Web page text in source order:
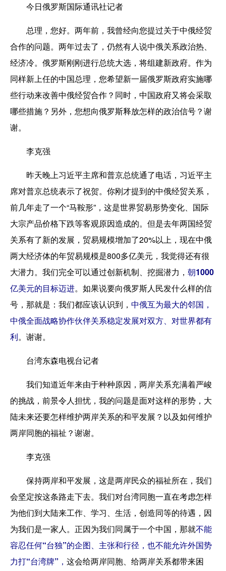
今日俄罗斯国际通讯社记者
总理，您好。两年前，我曾经向您提过关于中俄经贸
合作的问题。两年过去了，仍然有人说中俄关系政治热、
经济冷。俄罗斯刚刚进行总统大选，将组建新政府。作为
同样新上任的中国总理，您希望新一届俄罗斯政府实施哪
些行动来改善中俄经贸合作？同时，中国政府又将会采取
哪些措施？另外，您想向俄罗斯释放怎样的政治信号？谢
谢。
李克强
昨天晚上习近平主席和普京总统通了电话，习近平主
席对普京总统表示了祝贺。你刚才提到的中俄经贸关系，
前几年走了一个“马鞍形”，这是世界贸易形势变化、国际
大宗产品价格下跌等客观原因造成的。但是去年两国经贸
关系有了新的发展，贸易规模增加了20%以上，现在中俄
两大经济体的年贸易规模是800多亿美元，我觉得还有很
大潜力。我们完全可以通过创新机制、挖掘潜力， 朝1000
亿美元的目标迈进。如果说要向俄罗斯人民发什么样的信
号，那就是：我们都应该认识到， 中俄互为最大的邻国，
中俄全面战略协作伙伴关系稳定发展对双方、对世界都有
利。谢谢。
台湾东森电视台记者
我们知道近年来由于种种原因，两岸关系充满着严峻
的挑战，前景令人担忧，我的问题是面对这样的形势，大
陆未来还要怎样维护两岸关系的和平发展？以及如何维护
两岸同胞的福祉？谢谢。
李克强
保持两岸和平发展，这是两岸民众的福祉所在，我们
会坚定按这条路走下去。我们对台湾同胞一直在考虑怎样
为他们到大陆来工作、学习、生活，创造同等的待遇，因
为我们是一家人。正因为我们同属于一个中国，那就不能
容忍任何“台独”的企图、主张和行径，也不能允许外国势
力打“台湾牌”， 这会给两岸同胞、给两岸关系都带来困